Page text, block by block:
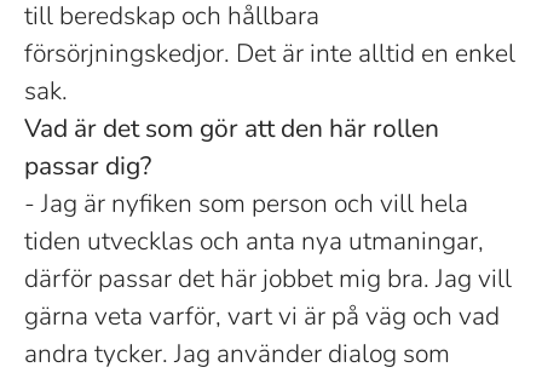
till beredskap och hållbara
försörjningskedjor. Det är inte alltid en enkel
sak.
Vad är det som gör att den här rollen
passar dig?
- Jag är nyfiken som person och vill hela
tiden utvecklas och anta nya utmaningar,
därför passar det här jobbet mig bra. Jag vill
gärna veta varför, vart vi är på väg och vad
andra tycker. Jag använder dialog som